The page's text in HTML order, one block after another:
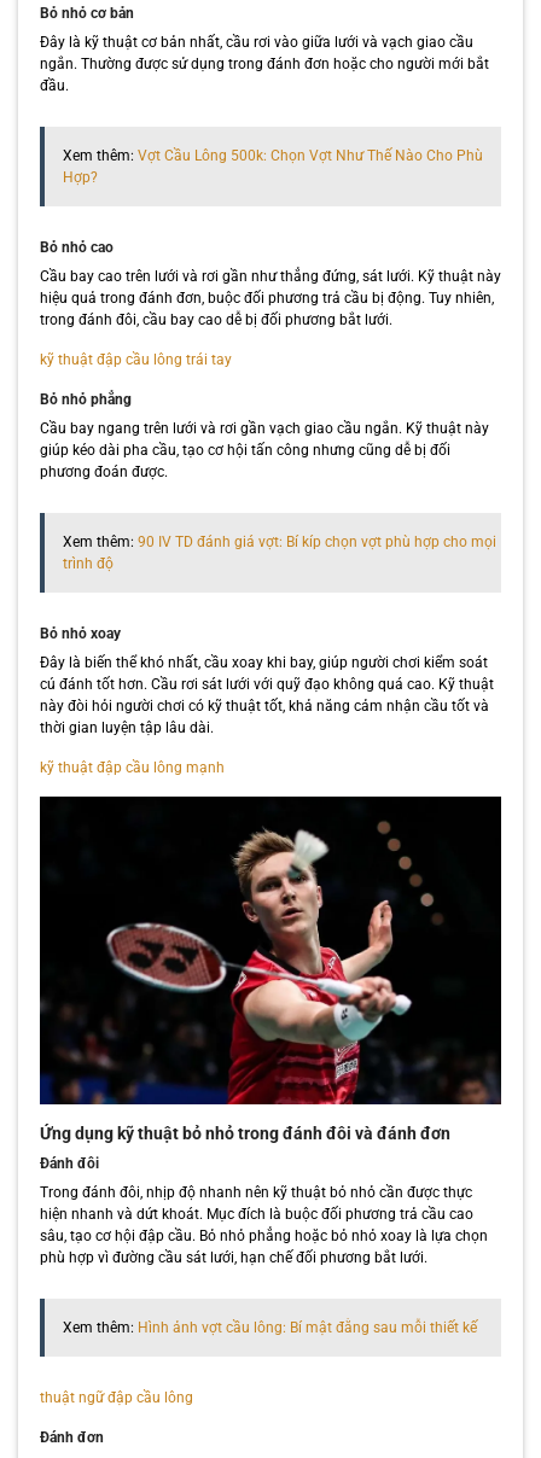
Bỏ nhỏ cơ bản
Đây là kỹ thuật cơ bản nhất, cầu rơi vào giữa lưới và vạch giao cầu
ngắn. Thường được sử dụng trong đánh đơn hoặc cho người mới bắt
đầu.
Xem thêm: Vợt Cầu Lông 500k: Chọn Vợt Như Thế Nào Cho Phù
Hợp?
Bỏ nhỏ cao
Cầu bay cao trên lưới và rơi gần như thẳng đứng, sát lưới. Kỹ thuật này
hiệu quả trong đánh đơn, buộc đối phương trả cầu bị động. Tuy nhiên,
trong đánh đôi, cầu bay cao dễ bị đối phương bắt lưới.
kỹ thuật đập cầu lông trái tay
Bỏ nhỏ phẳng
Cầu bay ngang trên lưới và rơi gần vạch giao cầu ngắn. Kỹ thuật này
giúp kéo dài pha cầu, tạo cơ hội tấn công nhưng cũng dễ bị đối
phương đoán được.
Xem thêm: 90 IV TD đánh giá vợt: Bí kíp chọn vợt phù hợp cho mọi
trình độ
Bỏ nhỏ xoay
Đây là biến thể khó nhất, cầu xoay khi bay, giúp người chơi kiểm soát
cú đánh tốt hơn. Cầu rơi sát lưới với quỹ đạo không quá cao. Kỹ thuật
này đòi hỏi người chơi có kỹ thuật tốt, khả năng cảm nhận cầu tốt và
thời gian luyện tập lâu dài.
kỹ thuật đập cầu lông mạnh
Ứng dụng kỹ thuật bỏ nhỏ trong đánh đôi và đánh đơn
Đánh đôi
Trong đánh đôi, nhịp độ nhanh nên kỹ thuật bỏ nhỏ cần được thực
hiện nhanh và dứt khoát. Mục đích là buộc đối phương trả cầu cao
sâu, tạo cơ hội đập cầu. Bỏ nhỏ phẳng hoặc bỏ nhỏ xoay là lựa chọn
phù hợp vì đường cầu sát lưới, hạn chế đối phương bắt lưới.
Xem thêm: Hình ảnh vợt cầu lông: Bí mật đằng sau mỗi thiết kế
thuật ngữ đập cầu lông
Đánh đơn